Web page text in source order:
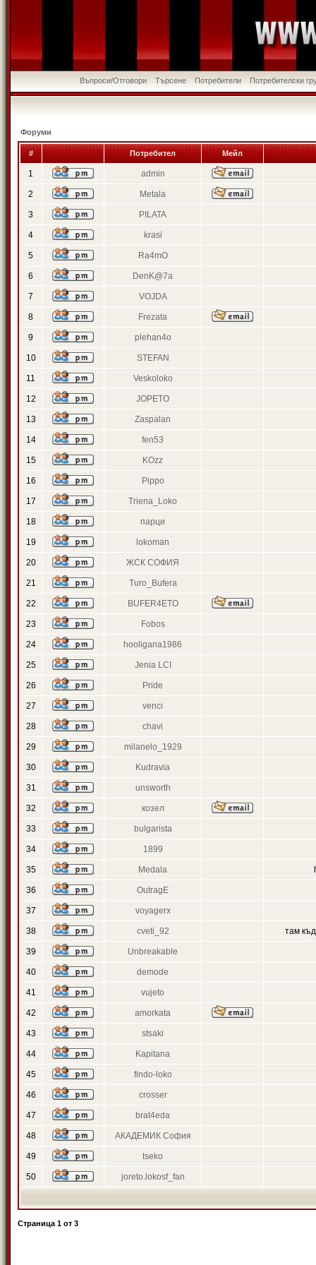
Въпроси/Отговори Търсене Потребители Потребителски
Форуми
# Потребител Мейл
1 admin
2 Metala
3 PILATA
4 krasi
5 Ra4mO
6 DenK@7a
7 VOJDA
8 Frezata
9 plehan4o
10 STEFAN
11 Veskoloko
12 JOPETO
13 Zaspalan
14 fen53
15 KOzz
16 Pippo
17 Triena_Loko
18 парци
19 lokoman
20 ЖСК СОФИЯ
21 Turo_Bufera
22 BUFER4ETO
23 Fobos
24 hooligana1986
25 Jenia LCI
26 Pride
27 venci
28 chavi
29 milanelo_1929
30 Kudravia
31 unsworth
32 козел
33 bulgarista
34 1899
35 Medala
36 OutragE
37 voyagerx
38 cveti_92 там
39 Unbreakable
40 demode
41 vujeto
42 amorkata
43 stsaki
44 Kapitana
45 findo-loko
46 crosser
47 brat4eda
48 АКАДЕМИК София
49 tseko
50 joreto.lokosf_fan
Страница 1 от 3